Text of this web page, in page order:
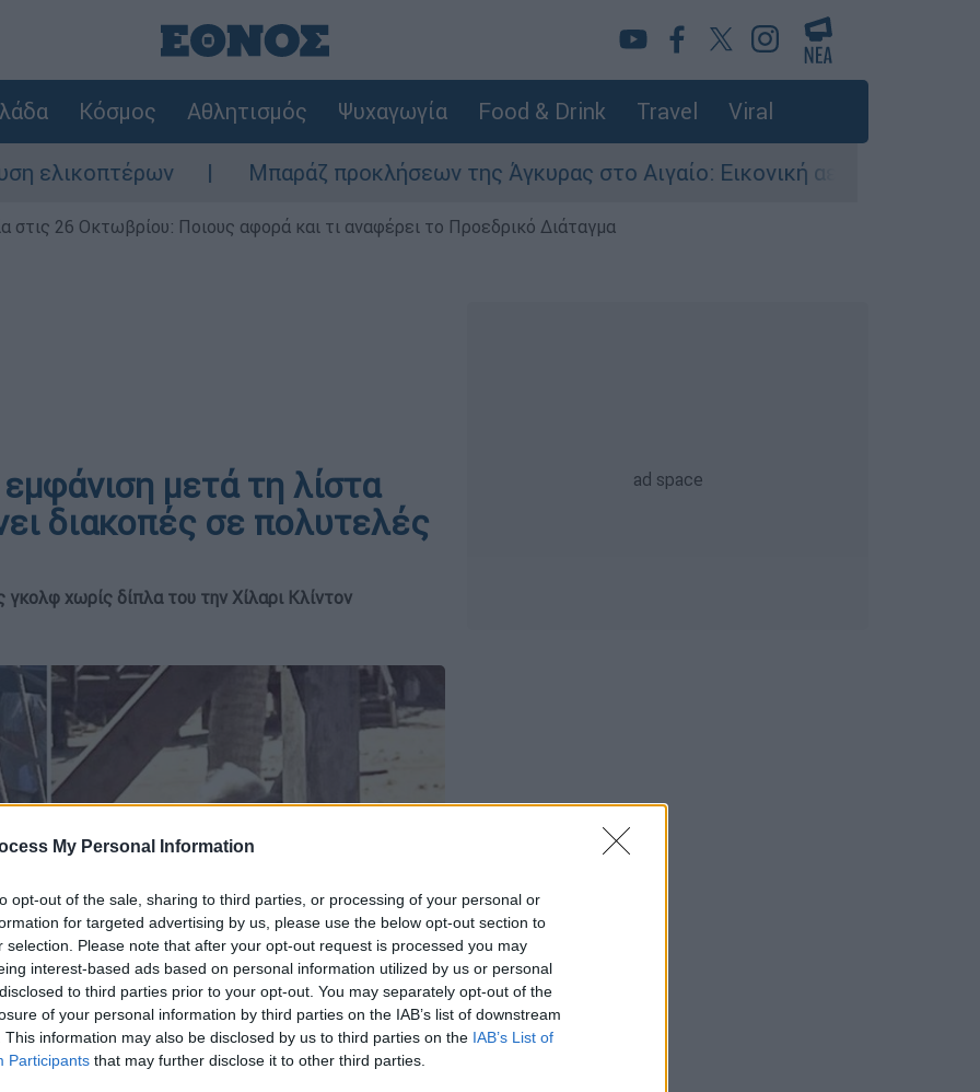
My Personal Information
opt-out of the sale, sharing to third parties, or processing of your personal or
for targeted advertising by us, please use the below opt-out section to
selection. Please note that after your opt-out request is processed you may
interest-based ads based on personal information utilized by us or personal
to third parties prior to your opt-out. You may separately opt-out of the
of your personal information by third parties on the IAB’s list of downstream
This information may also be disclosed by us to third parties on the IAB’s List of
Participants that may further disclose it to other third parties.
Κόσμος Αθλητισμός Ψυχαγωγία Food & Drink Travel Viral
Μπαράζ προκλήσεων της Άγκυρας στο Αιγαίο: Εικονική αερομαχία ανάμεσα σε
στις 26 Οκτωβρίου: Ποιους αφορά και τι αναφέρει το Προεδρικό Διάταγμα
μετά τη λίστα
διακοπές σε πολυτελές
χωρίς δίπλα του την Χίλαρι Κλίντον